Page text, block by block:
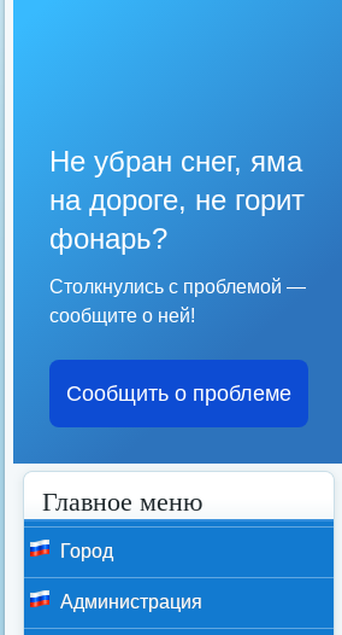
Не убран снег, яма
на дороге, не горит
фонарь?
Столкнулись с проблемой —
сообщите о ней!
Сообщить о проблеме
Главное меню
Город
Администрация